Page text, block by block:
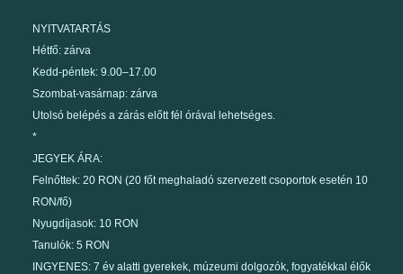
NYITVATARTÁS
Hétfő: zárva
Kedd-péntek: 9.00–17.00
Szombat-vasárnap: zárva
Utolsó belépés a zárás előtt fél órával lehetséges.
*
JEGYEK ÁRA:
Felnőttek: 20 RON (20 főt meghaladó szervezett csoportok esetén 10
RON/fő)
Nyugdíjasok: 10 RON
Tanulók: 5 RON
INGYENES: 7 év alatti gyerekek, múzeumi dolgozók, fogyatékkal élők